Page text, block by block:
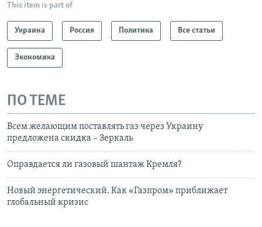
This item is part of
Украина Россия Политика Все статьи
Экономика
ПО ТЕМЕ
Всем желающим поставлять газ через Украину
предложена скидка – Зеркаль
Оправдается ли газовый шантаж Кремля?
Новый энергетический. Как «Газпром» приближает
глобальный кризис